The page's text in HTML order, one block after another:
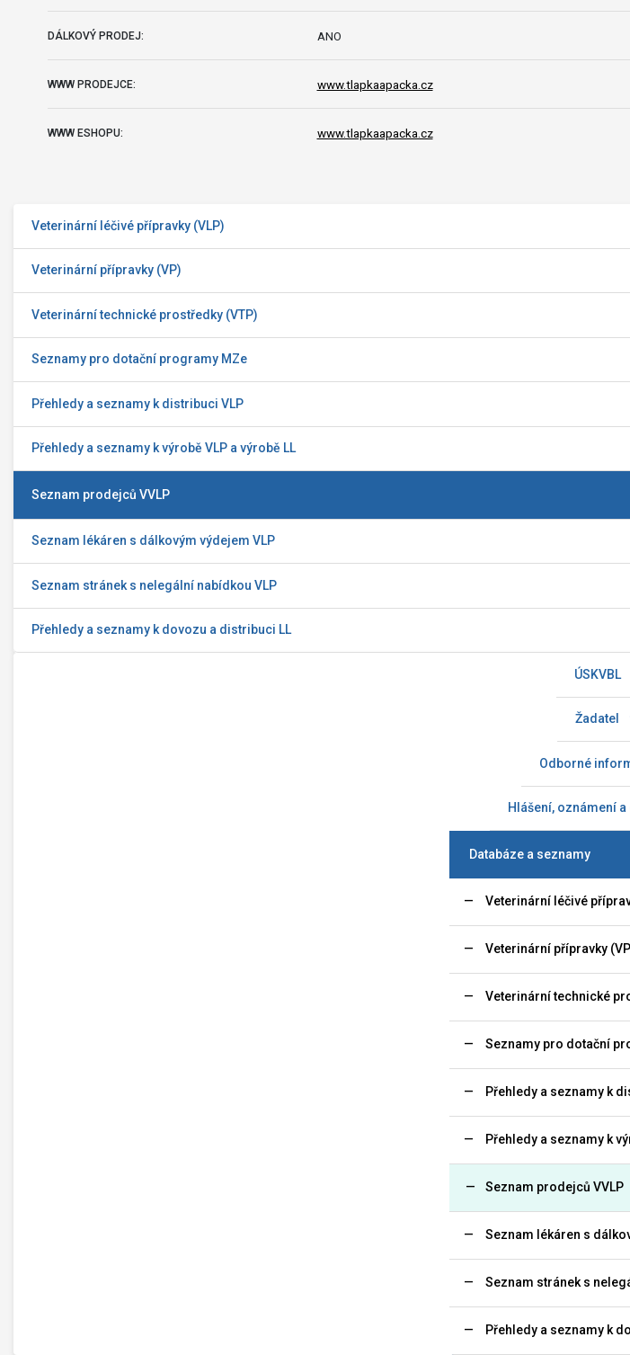
Veterinární léčivé přípravky (VLP)
Veterinární přípravky (VP)
Veterinární technické prostředky (VTP)
Seznamy pro dotační programy MZe
Přehledy a seznamy k distribuci VLP
Přehledy a seznamy k výrobě VLP a výrobě LL
Seznam prodejců VVLP
Seznam lékáren s dálkovým výdejem VLP
Seznam stránek s nelegální nabídkou VLP
Přehledy a seznamy k dovozu a distribuci LL
ÚSKVBL
Žadatel
Odborné
Hlášení, oznámení
Databáze a seznamy
Veterinární léčivé
Veterinární přípravky
Veterinární technické
Seznamy pro dotační
Přehledy a seznamy k
Přehledy a seznamy k
Seznam prodejců VVLP
Seznam lékáren s
Seznam stránek s
Přehledy a seznamy k
DÁLKOVÝ PRODEJ: ANO
WWW PRODEJCE: www.tlapkaapacka.cz
WWW ESHOPU: www.tlapkaapacka.cz